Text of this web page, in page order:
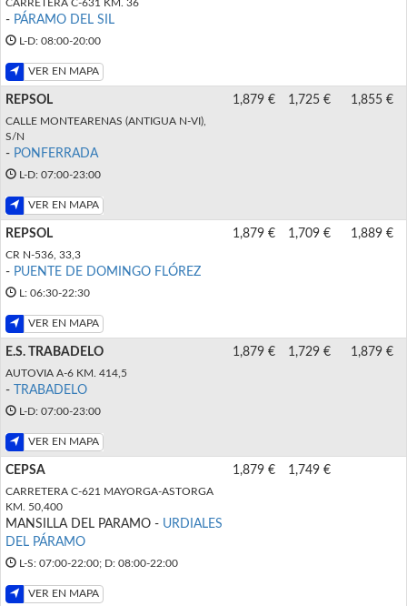
CARRETERA C-631 KM. 36
- PÁRAMO DEL SIL
L-D: 08:00-20:00
VER EN MAPA
REPSOL
CALLE MONTEARENAS (ANTIGUA N-VI),
S/N
- PONFERRADA
L-D: 07:00-23:00
VER EN MAPA
1,879 € 1,725 € 1,855 €
REPSOL
CR N-536, 33,3
- PUENTE DE DOMINGO FLÓREZ
L: 06:30-22:30
VER EN MAPA
1,879 € 1,709 € 1,889 €
E.S. TRABADELO
AUTOVIA A-6 KM. 414,5
- TRABADELO
L-D: 07:00-23:00
VER EN MAPA
1,879 € 1,729 € 1,879 €
CEPSA
CARRETERA C-621 MAYORGA-ASTORGA
KM. 50,400
MANSILLA DEL PARAMO - URDIALES
DEL PÁRAMO
L-S: 07:00-22:00; D: 08:00-22:00
VER EN MAPA
1,879 € 1,749 €